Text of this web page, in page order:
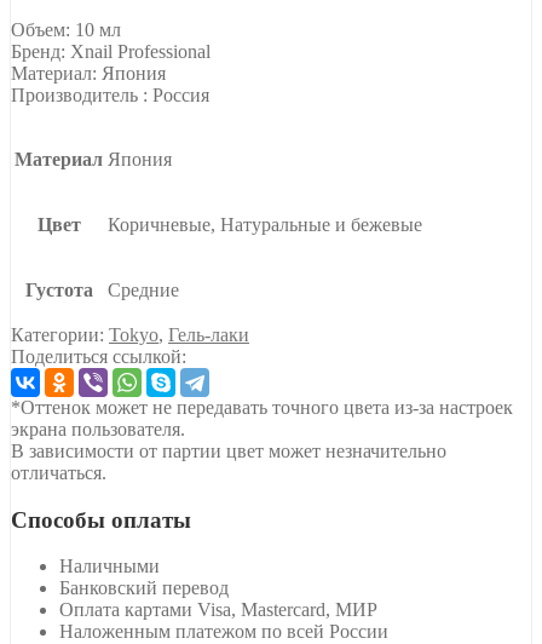
Объем: 10 мл
Бренд: Xnail Professional
Материал: Япония
Производитель : Россия
Материал Япония
Цвет Коричневые, Натуральные и бежевые
Густота Средние
Категории: Tokyo, Гель-лаки
Поделиться ссылкой:
*Оттенок может не передавать точного цвета из-за настроек
экрана пользователя.
В зависимости от партии цвет может незначительно
отличаться.
Способы оплаты
Наличными
Банковский перевод
Оплата картами Visa, Mastercard, МИР
Наложенным платежом по всей России